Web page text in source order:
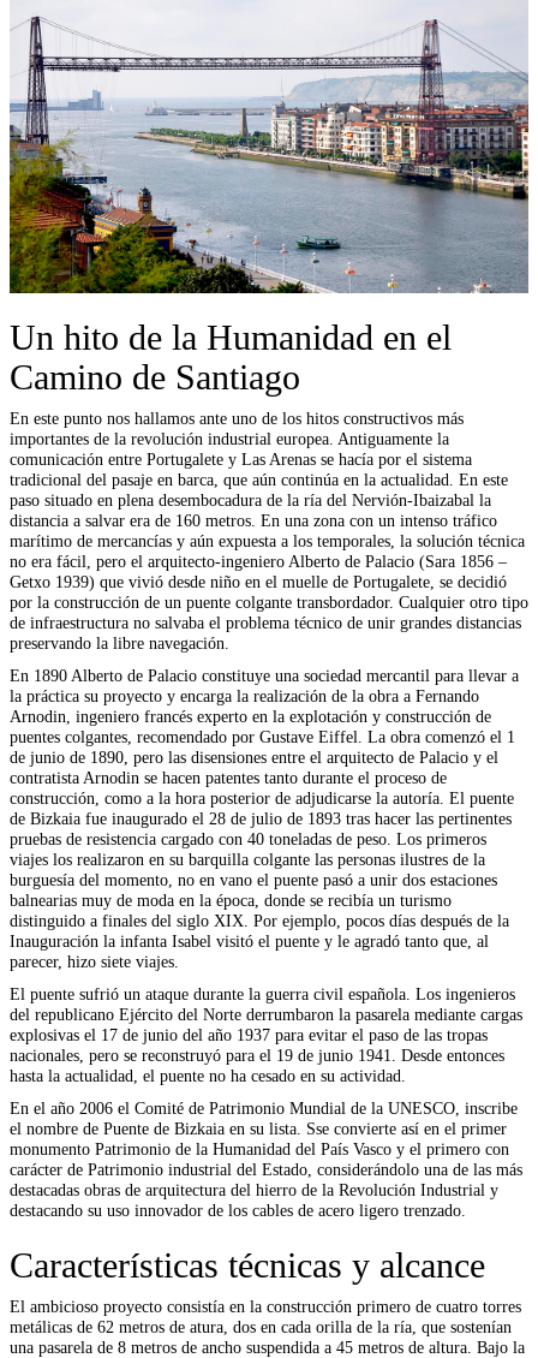
Un hito de la Humanidad en el
Camino de Santiago
En este punto nos hallamos ante uno de los hitos constructivos más
importantes de la revolución industrial europea. Antiguamente la
comunicación entre Portugalete y Las Arenas se hacía por el sistema
tradicional del pasaje en barca, que aún continúa en la actualidad. En este
paso situado en plena desembocadura de la ría del Nervión-Ibaizabal la
distancia a salvar era de 160 metros. En una zona con un intenso tráfico
marítimo de mercancías y aún expuesta a los temporales, la solución técnica
no era fácil, pero el arquitecto-ingeniero Alberto de Palacio (Sara 1856 –
Getxo 1939) que vivió desde niño en el muelle de Portugalete, se decidió
por la construcción de un puente colgante transbordador. Cualquier otro tipo
de infraestructura no salvaba el problema técnico de unir grandes distancias
preservando la libre navegación.
En 1890 Alberto de Palacio constituye una sociedad mercantil para llevar a
la práctica su proyecto y encarga la realización de la obra a Fernando
Arnodin, ingeniero francés experto en la explotación y construcción de
puentes colgantes, recomendado por Gustave Eiffel. La obra comenzó el 1
de junio de 1890, pero las disensiones entre el arquitecto de Palacio y el
contratista Arnodin se hacen patentes tanto durante el proceso de
construcción, como a la hora posterior de adjudicarse la autoría. El puente
de Bizkaia fue inaugurado el 28 de julio de 1893 tras hacer las pertinentes
pruebas de resistencia cargado con 40 toneladas de peso. Los primeros
viajes los realizaron en su barquilla colgante las personas ilustres de la
burguesía del momento, no en vano el puente pasó a unir dos estaciones
balnearias muy de moda en la época, donde se recibía un turismo
distinguido a finales del siglo XIX. Por ejemplo, pocos días después de la
Inauguración la infanta Isabel visitó el puente y le agradó tanto que, al
parecer, hizo siete viajes.
El puente sufrió un ataque durante la guerra civil española. Los ingenieros
del republicano Ejército del Norte derrumbaron la pasarela mediante cargas
explosivas el 17 de junio del año 1937 para evitar el paso de las tropas
nacionales, pero se reconstruyó para el 19 de junio 1941. Desde entonces
hasta la actualidad, el puente no ha cesado en su actividad.
En el año 2006 el Comité de Patrimonio Mundial de la UNESCO, inscribe
el nombre de Puente de Bizkaia en su lista. Sse convierte así en el primer
monumento Patrimonio de la Humanidad del País Vasco y el primero con
carácter de Patrimonio industrial del Estado, considerándolo una de las más
destacadas obras de arquitectura del hierro de la Revolución Industrial y
destacando su uso innovador de los cables de acero ligero trenzado.
Características técnicas y alcance
El ambicioso proyecto consistía en la construcción primero de cuatro torres
metálicas de 62 metros de atura, dos en cada orilla de la ría, que sostenían
una pasarela de 8 metros de ancho suspendida a 45 metros de altura. Bajo la